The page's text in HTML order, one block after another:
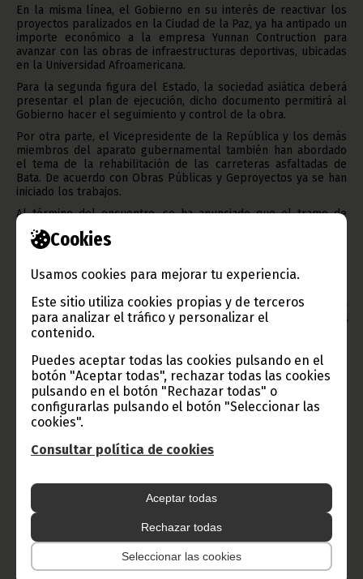
Cookies
Usamos cookies para mejorar tu experiencia.
Este sitio utiliza cookies propias y de terceros
para analizar el tráfico y personalizar el
contenido.
Puedes aceptar todas las cookies pulsando en el
botón "Aceptar todas", rechazar todas las cookies
pulsando en el botón "Rechazar todas" o
configurarlas pulsando el botón "Seleccionar las
cookies".
Consultar política de cookies
Aceptar todas
Rechazar todas
Seleccionar las cookies
En la misma línea, el Gobierno en su interés de reactivar los
proyectos paralizados en la Ciudad de la Paz, ya ha antipado un
importe económico a la empresa Yunnan Contruction para
avanzar con las obras de infraestructuras deportivas, ubicadas
en la Universidad Afroamericana.
Para la segunda figura del Estado, la sociedad asiática deberá
presentar el plan de ejecución, dicho documento permitirá al
Gobierno hacer el seguimiento y control de la obra.
Por otra parte, el Vicepresidente de la República y los demás
miembros del aparato gubernamental también han abordado
el tema de la rehabilitación de las carreteras asfaltadas de
Bata. De acuerdo con Obras Públicas y Geproyectos ya se han
iniciado los trabajos.
Al término del encuentro, se ha anunciado que el tramo de
carretera Timbabé-Sampaka se inaugurará la próxima semana.
Texto y fotos: Gabinete de Prensa e Imagen de la
Oficina de Información y Prensa de Guinea Ecuatorial
Aviso: La reproducción total o parcial de este artículo o de las
imágenes que lo acompañen debe hacerse, siempre y en todo
lugar, con la mención de la fuente de origen de la misma
Gobierno e Instituciones
Información de Guinea Ecuatorial